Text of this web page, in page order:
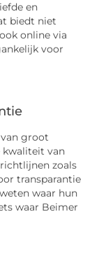
en
biedt niet
online via
voor
groot
kwaliteit van
zoals
transparantie
waar hun
waar Beimer